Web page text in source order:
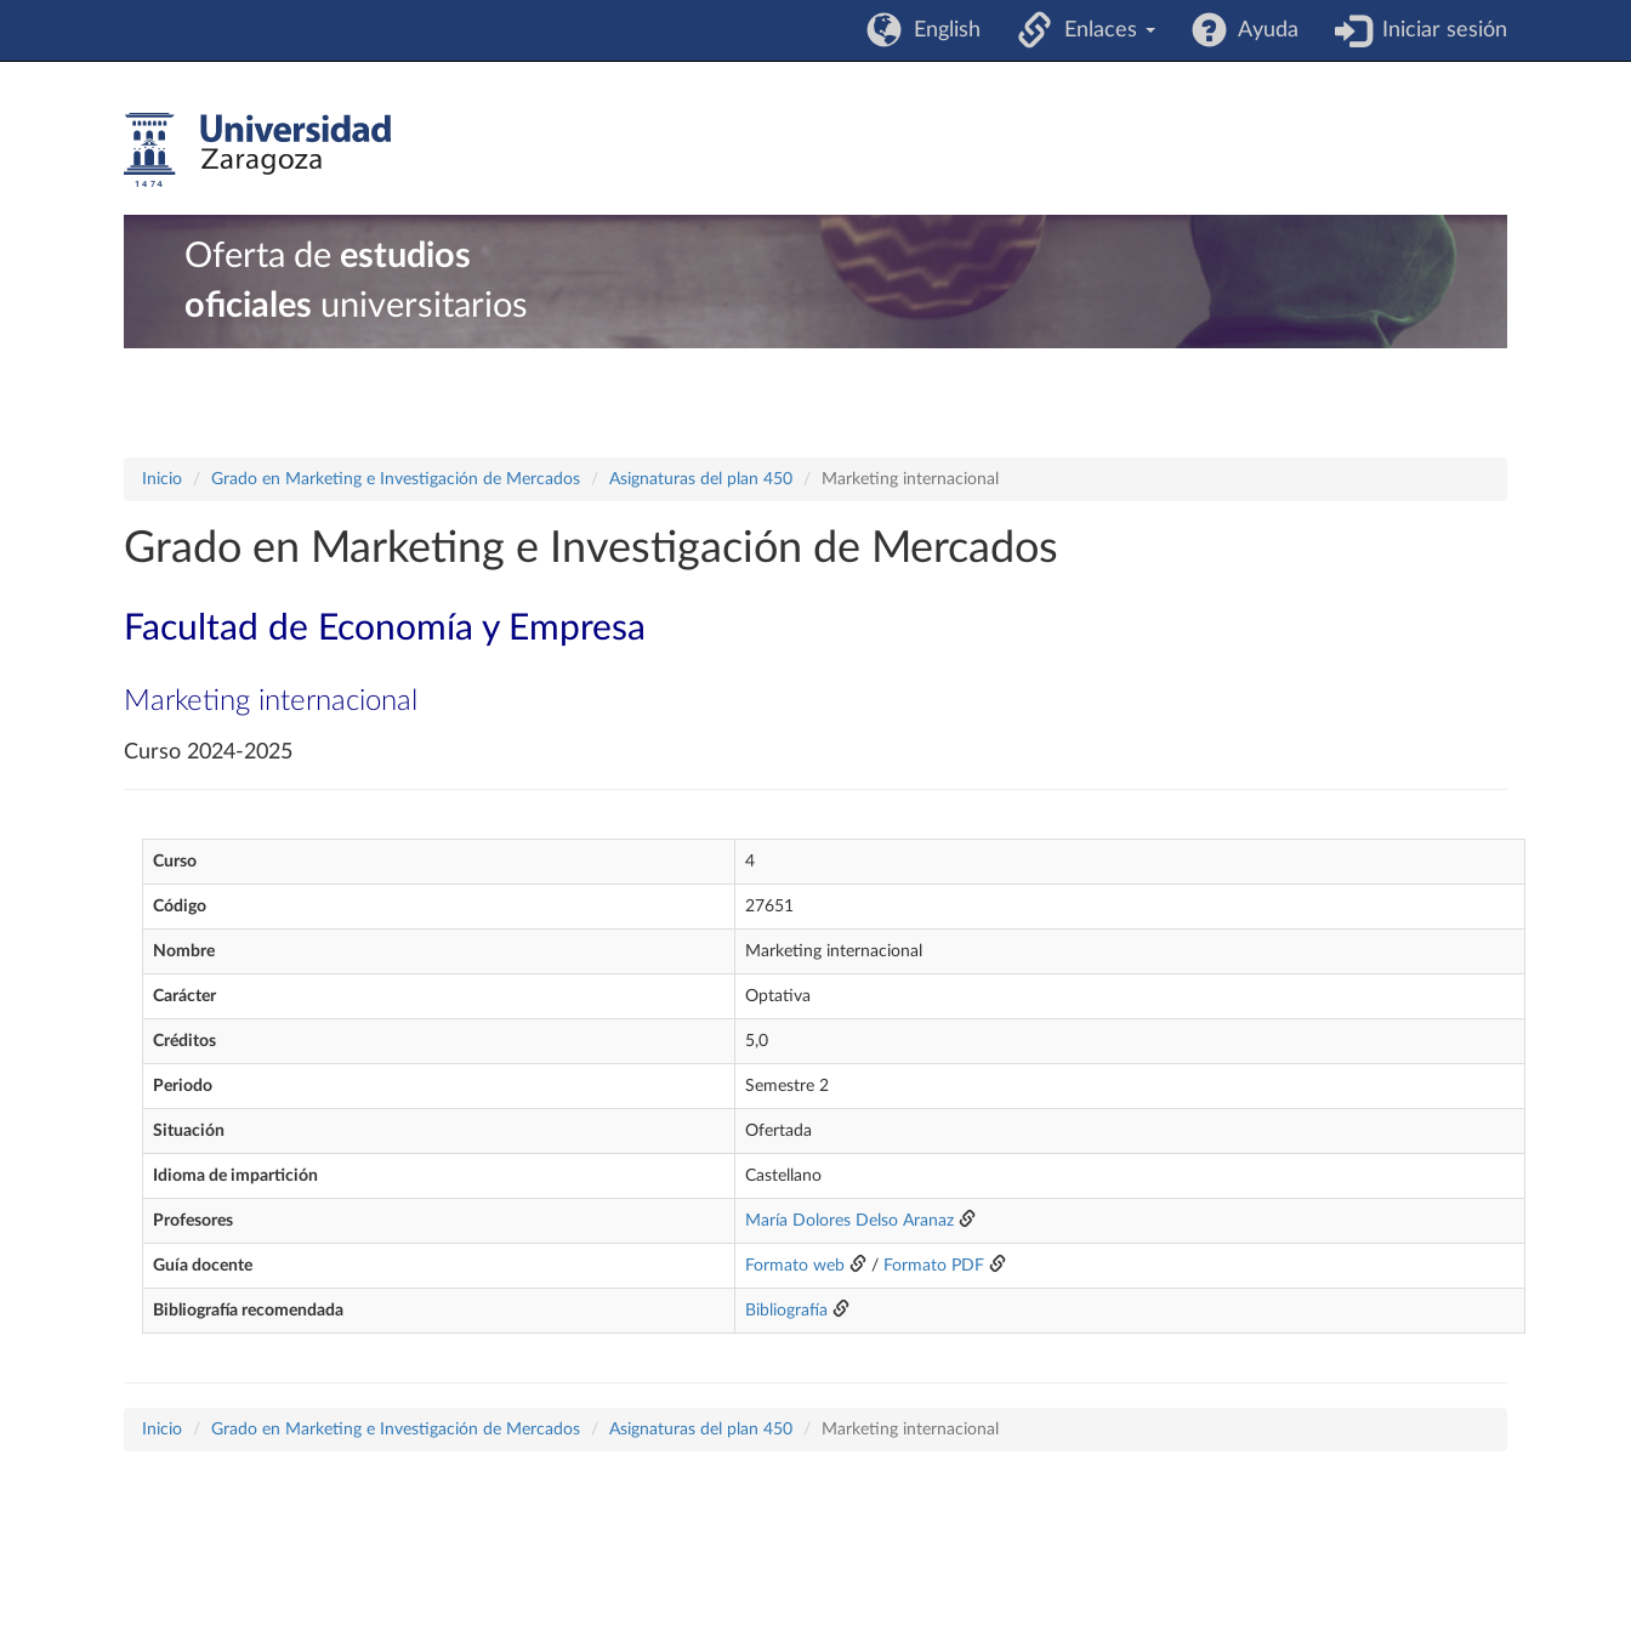
English Enlaces Ayuda Iniciar sesión
Oferta de estudios
oficiales universitarios
Inicio Grado en Marketing e Investigación de Mercados Asignaturas del plan 450 Marketing internacional
Grado en Marketing e Investigación de Mercados
Facultad de Economía y Empresa
Marketing internacional
Curso 2024-2025
Curso 4
Código 27651
Nombre Marketing internacional
Carácter Optativa
Créditos 5,0
Periodo Semestre 2
Situación Ofertada
Idioma de impartición Castellano
Profesores María Dolores Delso Aranaz
Guía docente Formato web / Formato PDF
Bibliografía recomendada Bibliografía
Inicio Grado en Marketing e Investigación de Mercados Asignaturas del plan 450 Marketing internacional